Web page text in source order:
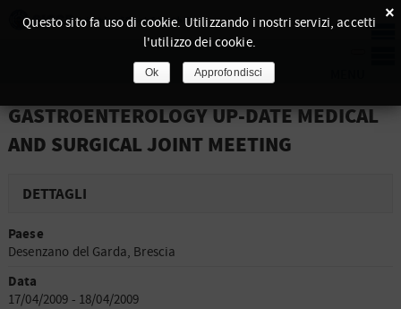
GASTROENTEROLOGY UP-DATE MEDICAL
AND SURGICAL JOINT MEETING
DETTAGLI
Paese
Desenzano del Garda, Brescia
Data
17/04/2009 - 18/04/2009
×
Questo sito fa uso di cookie. Utilizzando i nostri servizi, accetti
l'utilizzo dei cookie.
Ok Approfondisci